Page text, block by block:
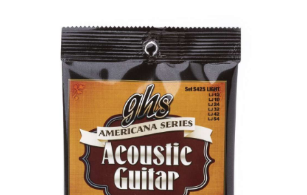
Мой аккаунт
Оставить отзыв
Оформление заказа
Подтверждение заказа